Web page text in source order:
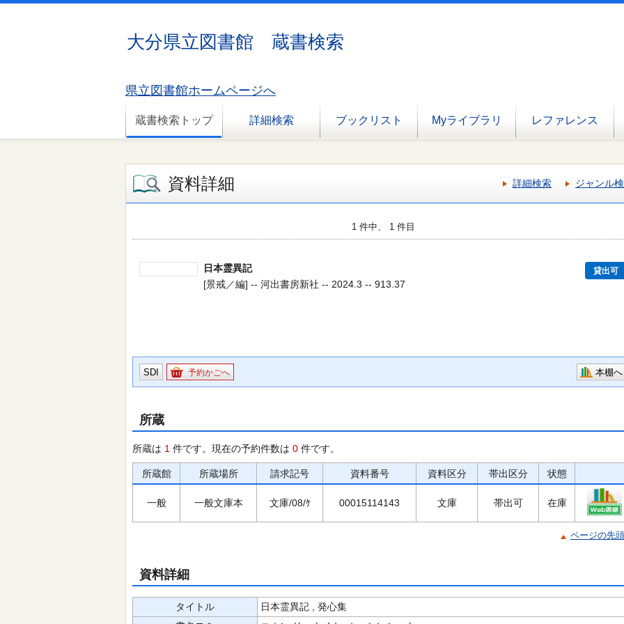
大分県立図書館 蔵書検索
県立図書館ホームページへ
蔵書検索トップ 詳細検索 ブックリスト Myライブラリ レファレンス
資料詳細 詳細検索 ジャンル
1 件中、 1 件目
日本霊異記 貸出可
[景戒／編] -- 河出書房新社 -- 2024.3 -- 913.37
SDI 予約かごへ 本棚へ
所蔵
所蔵は 1 件です。現在の予約件数は 0 件です。
所蔵館 所蔵場所 請求記号 資料番号 資料区分 帯出区分 状態
一般 一般文庫本 文庫/08/ｹ 00015114143 文庫 帯出可 在庫
ページの先
資料詳細
タイトル
日本霊異記 , 発心集